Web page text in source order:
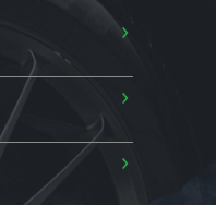
›
›
›